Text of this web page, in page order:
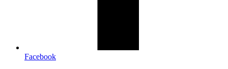
Facebook